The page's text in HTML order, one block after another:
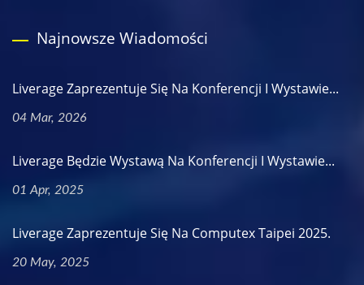
Najnowsze Wiadomości
Liverage Zaprezentuje Się Na Konferencji I Wystawie...
04 Mar, 2026
Liverage Będzie Wystawą Na Konferencji I Wystawie...
01 Apr, 2025
Liverage Zaprezentuje Się Na Computex Taipei 2025.
20 May, 2025